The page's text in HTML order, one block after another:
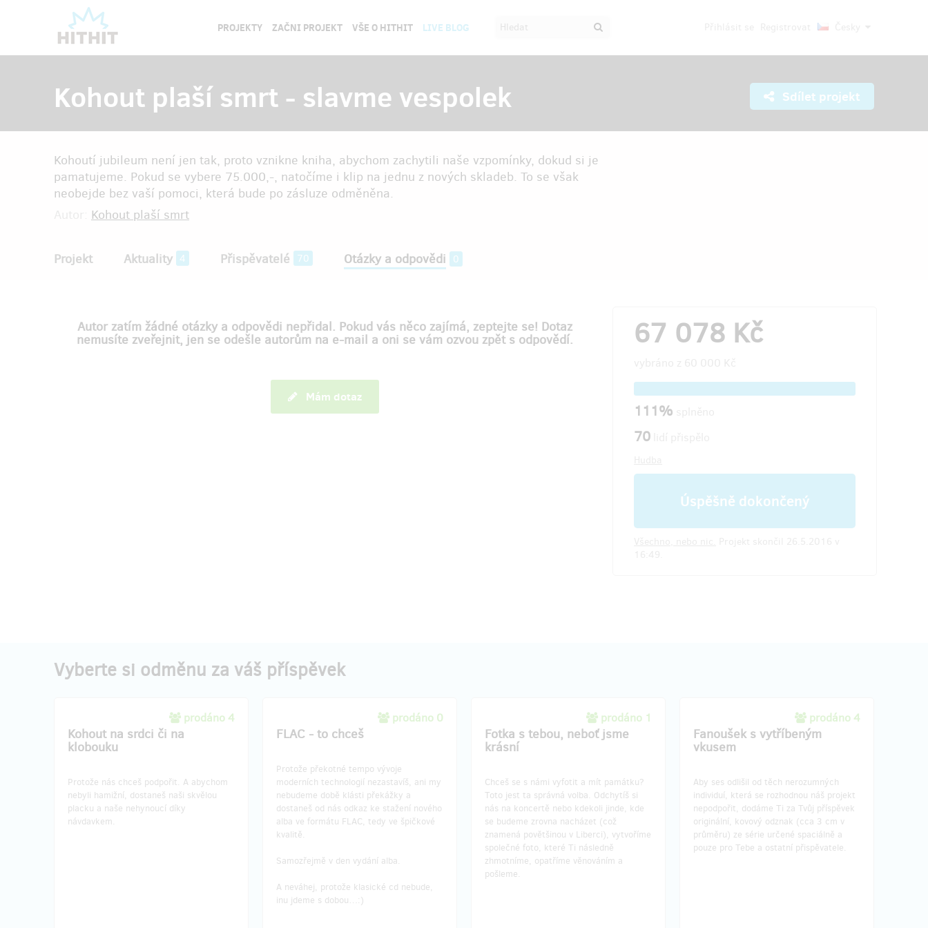
PROJEKTY ZAČNI PROJEKT VŠE O HITHIT LIVE BLOG
Kohout plaší smrt - slavme vespolek Sdílet projekt
Kohoutí jubileum není jen tak, proto vznikne kniha, abychom zachytili naše vzpomínky, dokud si je
pamatujeme. Pokud se vybere 75.000,-, natočíme i klip na jednu z nových skladeb. To se však
neobejde bez vaší pomoci, která bude po zásluze odměněna.
Kohout plaší smrt
Projekt Aktuality 4 Přispěvatelé 70 Otázky a odpovědi 0
Autor zatím žádné otázky a odpovědi nepřidal. Pokud vás něco zajímá, zeptejte se! Dotaz
nemusíte zveřejnit, jen se odešle autorům na e-mail a oni se vám ozvou zpět s odpovědí.
Mám dotaz
67 078 Kč
111%
70
Úspěšně dokončený
Vyberte si odměnu za váš příspěvek
prodáno 4
Kohout na srdci či na
klobouku
Protože nás chceš podpořit. A abychom
nebyli hamižní, dostaneš naši skvělou
placku a naše nehynoucí díky
návdavkem.
prodáno 0
FLAC - to chceš
Protože překotné tempo vývoje
moderních technologií nezastavíš, ani my
nebudeme době klásti překážky a
dostaneš od nás odkaz ke stažení nového
alba ve formátu FLAC, tedy ve špičkové
kvalitě.
Samozřejmě v den vydání alba.
A neváhej, protože klasické cd nebude,
inu jdeme s dobou…:)
prodáno 1
Fotka s tebou, neboť jsme
krásní
Chceš se s námi vyfotit a mít památku?
Toto jest ta správná volba. Odchytíš si
nás na koncertě nebo kdekoli jinde, kde
se budeme zrovna nacházet (což
znamená povětšinou v Liberci), vytvoříme
společné foto, které Ti následně
zhmotníme, opatříme věnováním a
pošleme.
prodáno 4
Fanoušek s vytříbeným
vkusem
Aby ses odlišil od těch nerozumných
individuí, která se rozhodnou náš projekt
nepodpořit, dodáme Ti za Tvůj příspěvek
originální, kovový odznak (cca 3 cm v
průměru) ze série určené spaciálně a
pouze pro Tebe a ostatní přispěvatele.